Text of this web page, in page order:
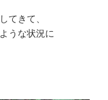
てきて、
うな状況に